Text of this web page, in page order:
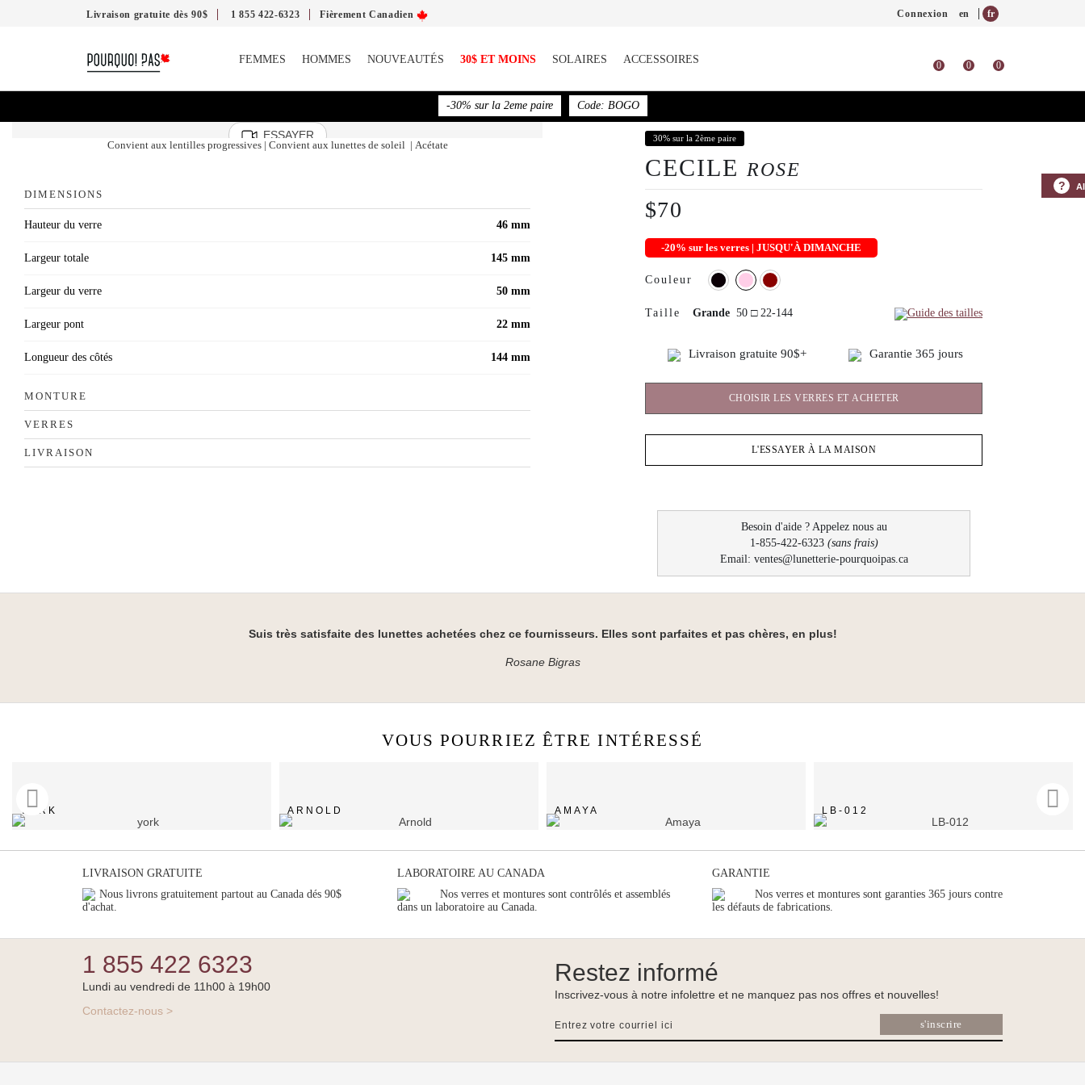
Livraison gratuite dès 90$ 1 855 422-6323 Fièrement Canadien Connexion en fr
-30% sur la 2eme paire Code: BOGO
FEMMES HOMMES NOUVEAUTÉS 30$ ET MOINS SOLAIRES ACCESSOIRES 0 0 0
ESSAYER
Convient aux lentilles progressives | Convient aux lunettes de soleil | Acétate
DIMENSIONS
Hauteur du verre 46 mm
Largeur totale 145 mm
Largeur du verre 50 mm
Largeur pont 22 mm
Longueur des côtés 144 mm
MONTURE
VERRES
LIVRAISON
30% sur la 2ème paire
CECILE ROSE
$70
-20% sur les verres | JUSQU'À DIMANCHE
Couleur
Taille Guide des tailles
Grande 50 □ 22-144
Livraison gratuite 90$+ Garantie 365 jours
CHOISIR LES VERRES ET ACHETER
L'ESSAYER À LA MAISON
Besoin d'aide ? Appelez nous au
1-855-422-6323 (sans frais)
Email: ventes@lunetterie-pourquoipas.ca
Suis très satisfaite des lunettes achetées chez ce fournisseurs. Elles sont parfaites et pas chères, en plus!
Rosane Bigras
VOUS POURRIEZ ÊTRE INTÉRESSÉ
YORK ARNOLD AMAYA LB-012
LIVRAISON GRATUITE
Nous livrons gratuitement partout au Canada dés 90$
d'achat.
LABORATOIRE AU CANADA
Nos verres et montures sont contrôlés et assemblés
dans un laboratoire au Canada.
GARANTIE
Nos verres et montures sont garanties 365 jours contre
les défauts de fabrications.
1 855 422 6323
Lundi au vendredi de 11h00 à 19h00
Contactez-nous >
Restez informé
Inscrivez-vous à notre infolettre et ne manquez pas nos offres et nouvelles!
s'inscrire
?